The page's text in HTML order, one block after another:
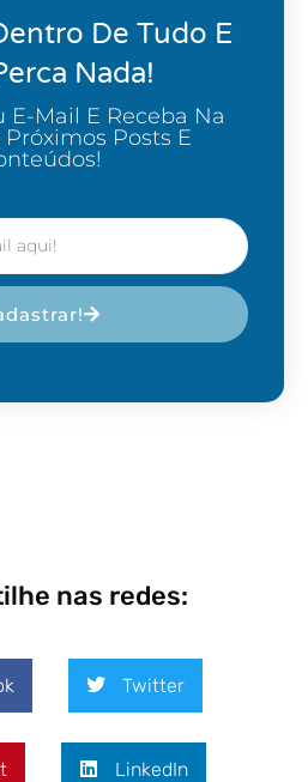
De Tudo E
Nada!
E-Mail E Receba Na
Posts E
nas redes:
Twitter
LinkedIn